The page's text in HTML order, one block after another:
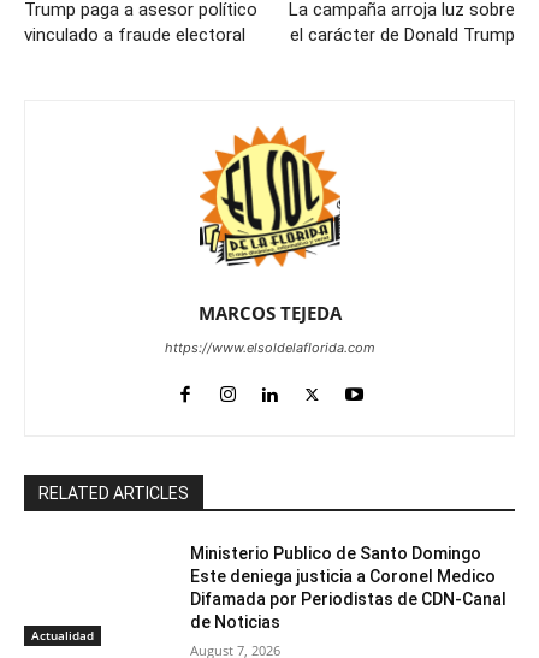
Trump paga a asesor político
vinculado a fraude electoral
La campaña arroja luz sobre
el carácter de Donald Trump
MARCOS TEJEDA
https://www.elsoldelaflorida.com
RELATED ARTICLES
Actualidad
Ministerio Publico de Santo Domingo
Este deniega justicia a Coronel Medico
Difamada por Periodistas de CDN-Canal
de Noticias
August 7, 2026